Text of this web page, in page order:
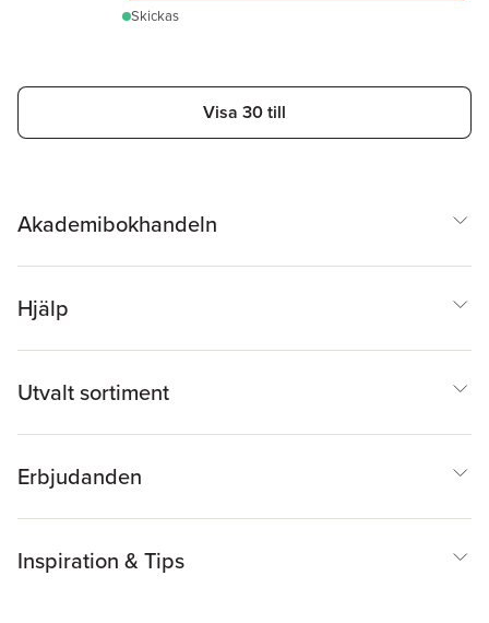
Skickas
Visa 30 till
Akademibokhandeln
Hjälp
Utvalt sortiment
Erbjudanden
Inspiration & Tips